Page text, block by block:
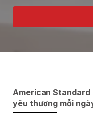
American Standard
yêu thương mỗi